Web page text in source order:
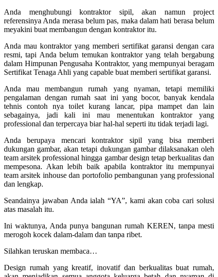
Anda menghubungi kontraktor sipil, akan namun project
referensinya Anda merasa belum pas, maka dalam hati berasa belum
meyakini buat membangun dengan kontraktor itu.
Anda mau kontraktor yang memberi sertifikat garansi dengan cara
resmi, tapi Anda belum temukan kontraktor yang telah bergabung
dalam Himpunan Pengusaha Kontraktor, yang mempunyai beragam
Sertifikat Tenaga Ahli yang capable buat memberi sertifikat garansi.
Anda mau membangun rumah yang nyaman, tetapi memiliki
pengalaman dengan rumah saat ini yang bocor, banyak kendala
tehnis contoh nya toilet kurang lancar, pipa mampet dan lain
sebagainya, jadi kali ini mau menentukan kontraktor yang
professional dan terpercaya biar hal-hal seperti itu tidak terjadi lagi.
Anda berupaya mencari kontraktor sipil yang bisa memberi
dukungan gambar, akan tetapi dukungan gambar dilaksanakan oleh
team arsitek professional hingga gambar design tetap berkualitas dan
mempesona. Akan lebih baik apabila kontraktor itu mempunyai
team arsitek inhouse dan portofolio pembangunan yang professional
dan lengkap.
Seandainya jawaban Anda ialah “YA”, kami akan coba cari solusi
atas masalah itu.
Ini waktunya, Anda punya bangunan rumah KEREN, tanpa mesti
merogoh kocek dalam-dalam dan tanpa ribet.
Silahkan teruskan membaca…
Design rumah yang kreatif, inovatif dan berkualitas buat rumah,